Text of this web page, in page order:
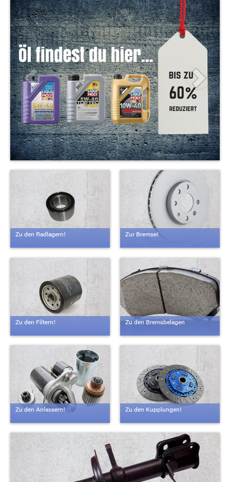
Zu den Radlagern! Zur Bremse!
Zu den Filtern! Zu den Bremsbelägen
Zu den Anlassern! Zu den Kupplungen!